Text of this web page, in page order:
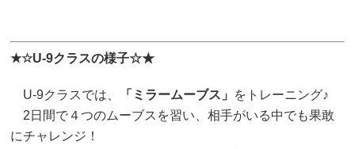
★☆U-9クラスの様子☆★
U-9クラスでは、 「ミラームーブス」 をトレーニング♪
2日間で４つのムーブスを習い、相手がいる中でも果敢
にチャレンジ！